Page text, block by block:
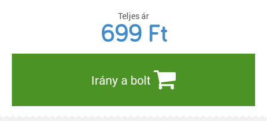
Teljes ár
699 Ft
Irány a bolt